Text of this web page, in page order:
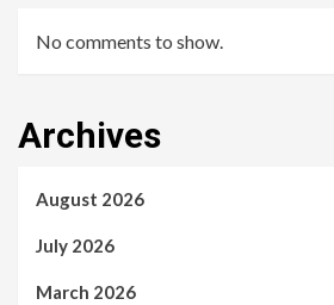
No comments to show.
Archives
August 2026
July 2026
March 2026